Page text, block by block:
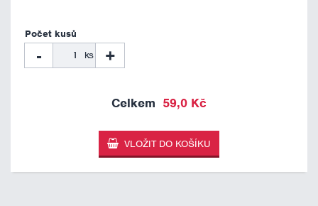
- ks +
59,0 Kč